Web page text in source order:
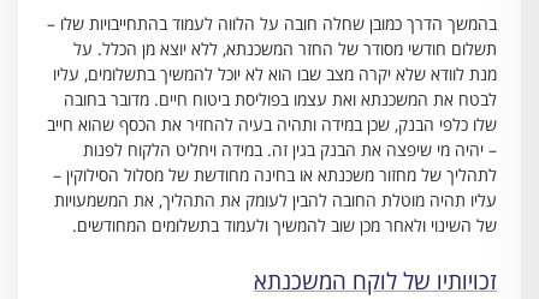
בהמשך הדרך כמובן שחלה חובה על הלווה לעמוד בהתחייבויות שלו –
תשלום חודשי מסודר של החזר המשכנתא, ללא יוצא מן הכלל. על
מנת לוודא שלא יקרה מצב שבו הוא לא יוכל להמשיך בתשלומים, עליו
לבטח את המשכנתא ואת עצמו בפוליסת ביטוח חיים. מדובר בחובה
שלו כלפי הבנק, שכן במידה ותהיה בעיה להחזיר את הכסף שהוא חייב
– יהיה מי שיפצה את הבנק בגין זה. במידה ויחליט הלקוח לפנות
לתהליך של מחזור משכנתא או בחינה מחודשת של מסלול הסילוקין –
עליו תהיה מוטלת החובה להבין לעומק את התהליך, את המשמעויות
של השינוי ולאחר מכן שוב להמשיך ולעמוד בתשלומים המחודשים.
זכויותיו של לוקח המשכנתא